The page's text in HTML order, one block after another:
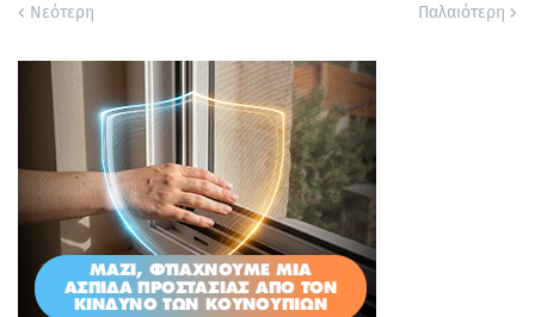
Νεότερη Παλαιότερη